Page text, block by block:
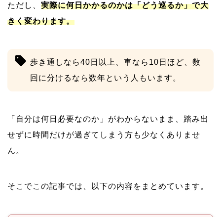
ただし、 実際に何日かかるのかは「どう巡るか」で大
きく変わります。
歩き通しなら40日以上、車なら10日ほど、数
回に分けるなら数年という人もいます。
「自分は何日必要なのか」がわからないまま、踏み出
せずに時間だけが過ぎてしまう方も少なくありませ
ん。
そこでこの記事では、以下の内容をまとめています。